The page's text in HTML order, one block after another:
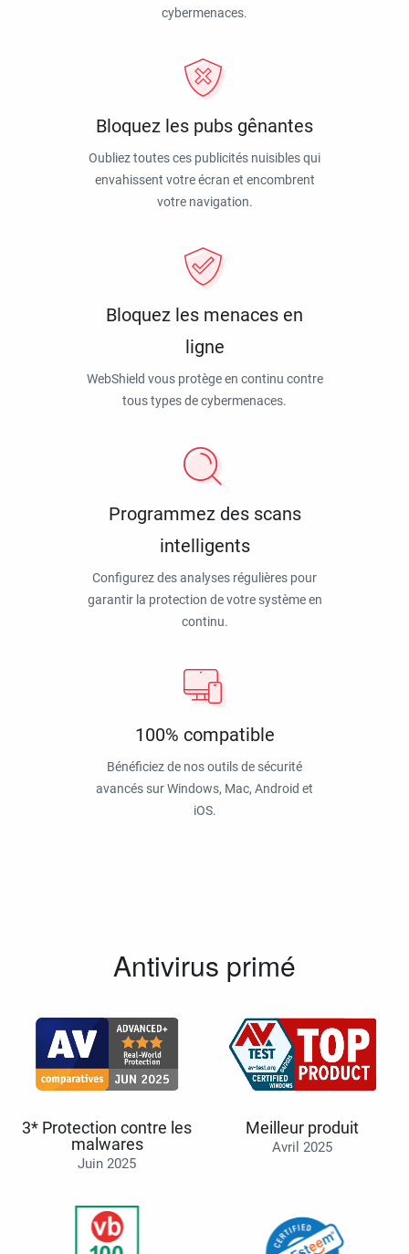
cybermenaces.
Bloquez les pubs gênantes
Oubliez toutes ces publicités nuisibles qui
envahissent votre écran et encombrent
votre navigation.
Bloquez les menaces en
ligne
WebShield vous protège en continu contre
tous types de cybermenaces.
Programmez des scans
intelligents
Configurez des analyses régulières pour
garantir la protection de votre système en
continu.
100% compatible
Bénéficiez de nos outils de sécurité
avancés sur Windows, Mac, Android et
iOS.
Antivirus primé
3* Protection contre les
malwares
Juin 2025
Meilleur produit
Avril 2025